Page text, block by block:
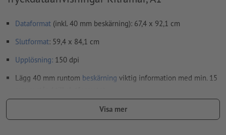
Dataformat (inkl. 40 mm beskärning): 67,4 x 92,1 cm
Slutformat: 59,4 x 84,1 cm
Upplösning: 150 dpi
Lägg 40 mm runtom beskärning viktig information med min. 15
måste våra fullständigt inbäddade eller
konverterade till kurvor
Visa mer